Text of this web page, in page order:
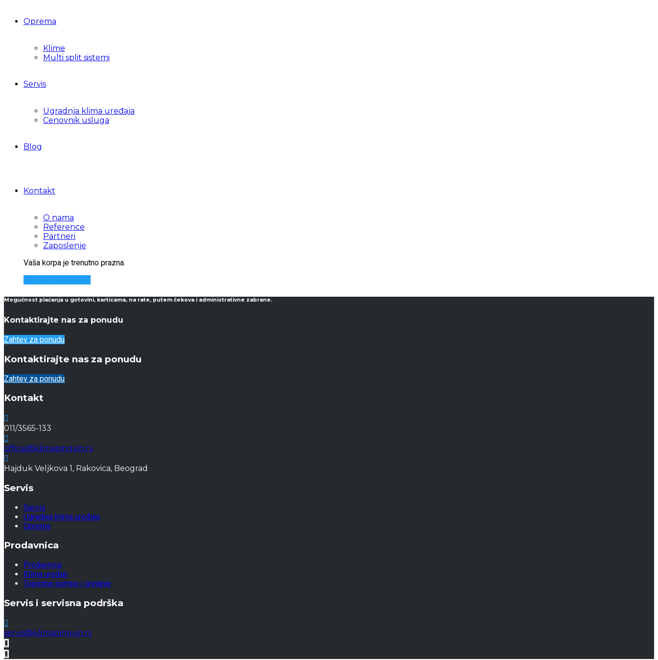
Oprema
Klime
Multi split sistemi
Servis
Ugradnja klima uređaja
Cenovnik usluga
Blog
Kontakt
O nama
Reference
Partneri
Zaposlenje
Vaša korpa je trenutno prazna.
Mogućnost plaćanja u gotovini, karticama, na rate, putem čekova i administrativne zabrane.
Kontaktirajte nas za ponudu
Zahtev za ponudu
Kontaktirajte nas za ponudu
Zahtev za ponudu
Kontakt
011/3565-133
office@klimapingvin.rs
Hajduk Veljkova 1, Rakovica, Beograd
Servis
Servis
Ugradnja klima uređaja
Oprema
Prodavnica
Prodavnica
Klima uređaji
Toplotne pumpe i grejanje
Servis i servisna podrška
servis@klimapingvin.rs